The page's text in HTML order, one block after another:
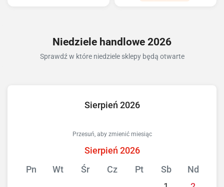
Niedziele handlowe 2026
Sprawdź w które niedziele sklepy będą otwarte
Sierpień 2026
Przesuń, aby zmienić miesiąc
Sierpień 2026
Pn
Wt Śr Cz Pt Sb
Nd